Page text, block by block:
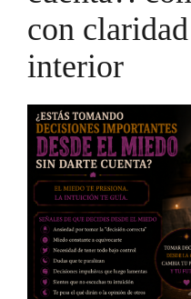
con
interior